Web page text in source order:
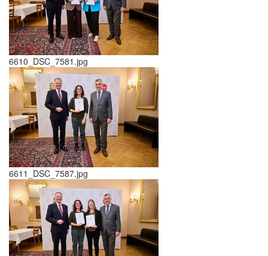
6610_DSC_7581.jpg
6611_DSC_7587.jpg